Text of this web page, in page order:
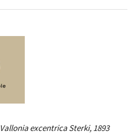
Vallonia excentricaSterki, 1893